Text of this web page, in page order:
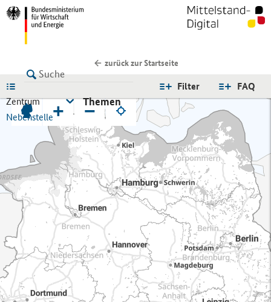
zurück zur Startseite
FAQ
Filter
Zentrum
Nebenstelle
Themen
+ −